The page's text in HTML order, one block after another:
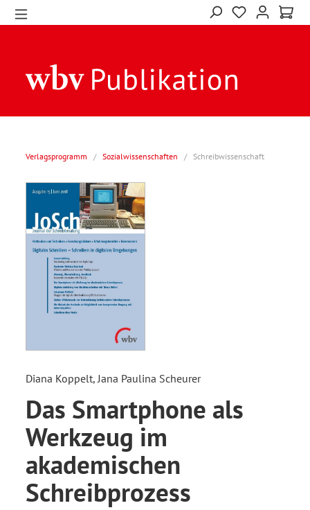
Verlagsprogramm / Sozialwissenschaften / Schreibwissenschaft
Diana Koppelt, Jana Paulina Scheurer
Das Smartphone als
Werkzeug im
akademischen
Schreibprozess